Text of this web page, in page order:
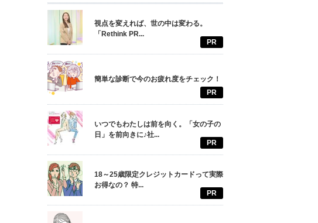
視点を変えれば、世の中は変わる。
「Rethink PR...
PR
簡単な診断で今のお疲れ度をチェック！
PR
いつでもわたしは前を向く。「女の子の
日」を前向きに♪社...
PR
18～25歳限定クレジットカードって実際
お得なの？ 特...
PR